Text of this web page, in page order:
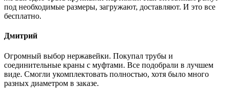
под необходимые размеры, загружают, доставляют. И это все
бесплатно.
Дмитрий
Огромный выбор нержавейки. Покупал трубы и
соединительные краны с муфтами. Все подобрали в лучшем
виде. Смогли укомплектовать полностью, хотя было много
разных диаметром в заказе.